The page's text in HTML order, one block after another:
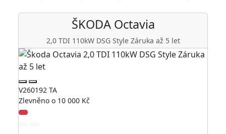
ŠKODAOctavia
2,0 TDI 110kW DSG Style Záruka až 5 let
V260192 TA
Zlevněno o 10 000 Kč